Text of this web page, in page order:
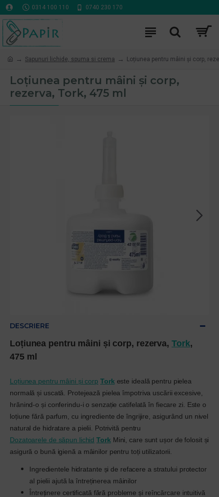
0314 100 110 0740 230 170
Sapunuri lichide, spuma si crema Loțiunea pentru mâini și corp,
Loțiunea pentru mâini și corp,
rezerva, Tork, 475 ml
DESCRIERE
Loțiunea pentru mâini și corp, rezerva, Tork,
475 ml
Loțiunea pentru mâini și corp Tork este ideală pentru pielea
normală și uscată. Protejează pielea împotriva uscării excesive,
hrănind-o și conferindu-i o senzație catifelată în fiecare zi. Este o
loțiune fără parfum, cu ingrediente de îngrijire, asigurând un nivel
natural de hidratare a pielii. Potrivită pentru
Dozatoarele de săpun lichid Tork Mini, care sunt ușor de folosit și
asigură o bună igienă a mâinilor pentru toți utilizatorii.
Ingredientele hidratante și de refacere a stratului protector
al pielii ajută la întreținerea mâinilor
Întreținere certificată fără probleme și reîncărcare intuitivă